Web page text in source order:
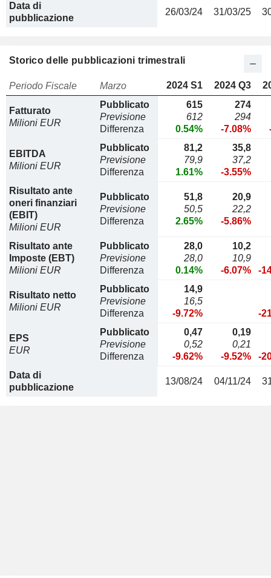
Data di
pubblicazione
26/03/24 31/03/25
Storico delle pubblicazioni trimestrali
Periodo Fiscale Marzo 2024 S1 2024 Q3
Fatturato
Milioni EUR
Pubblicato
Previsione
Differenza
615
612
0.54%
274
294
-7.08%
EBITDA
Milioni EUR
Pubblicato
Previsione
Differenza
81,2
79,9
1.61%
35,8
37,2
-3.55%
Risultato ante
oneri finanziari
(EBIT)
Milioni EUR
Pubblicato
Previsione
Differenza
51,8
50,5
2.65%
20,9
22,2
-5.86%
Risultato ante
Imposte (EBT)
Milioni EUR
Pubblicato
Previsione
Differenza
28,0
28,0
0.14%
10,2
10,9
-6.07%
-
Risultato netto
Milioni EUR
Pubblicato
Previsione
Differenza
14,9
16,5
-9.72%
-
EPS
EUR
Pubblicato
Previsione
Differenza
0,47
0,52
-9.62%
0,19
0,21
-9.52%
-
Data di
pubblicazione
13/08/24 04/11/24